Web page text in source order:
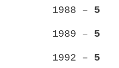
1988 – 5
1989 – 5
1992 – 5